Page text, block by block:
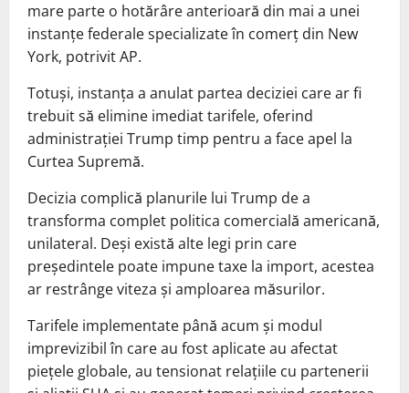
mare parte o hotărâre anterioară din mai a unei
instanțe federale specializate în comerț din New
York, potrivit AP.
Totuși, instanța a anulat partea deciziei care ar fi
trebuit să elimine imediat tarifele, oferind
administrației Trump timp pentru a face apel la
Curtea Supremă.
Decizia complică planurile lui Trump de a
transforma complet politica comercială americană,
unilateral. Deși există alte legi prin care
președintele poate impune taxe la import, acestea
ar restrânge viteza și amploarea măsurilor.
Tarifele implementate până acum și modul
imprevizibil în care au fost aplicate au afectat
piețele globale, au tensionat relațiile cu partenerii